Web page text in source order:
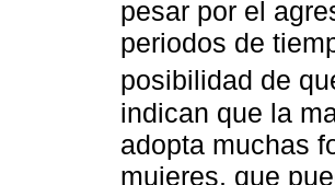
pesar por el
periodos de
posibilidad de
indican que la
adopta muchas
mujeres, que